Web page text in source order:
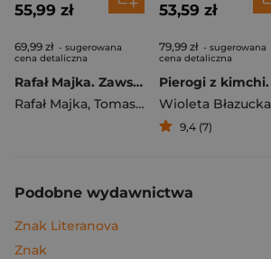
55,99 zł
69,99 zł - sugerowana
cena detaliczna
Rafał Majka. Zawsze z przodu. Rozmawia Tomasz Kalemba - książka z autografem
Rafał Majka, Tomasz Kalemba
53,59 zł
79,99 zł - sugerowana
cena detaliczna
Wioleta Błazucka
9,4 (7)
Podobne wydawnictwa
Znak Literanova
Znak